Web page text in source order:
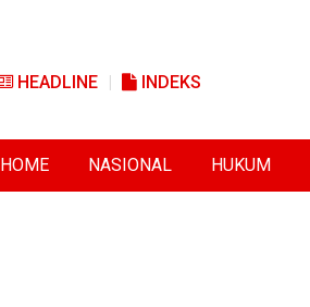
HEADLINE INDEKS
HOME NASIONAL HUKUM